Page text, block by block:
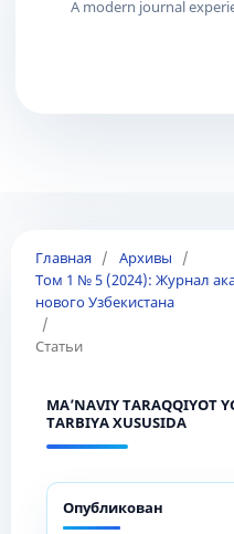
Главная / Архивы
/
Том 1 № 5 (2024): Журнал
нового Узбекистана
/
Статьи
MA’NAVIY TARAQQIYOT
TARBIYA XUSUSIDA
Опубликован